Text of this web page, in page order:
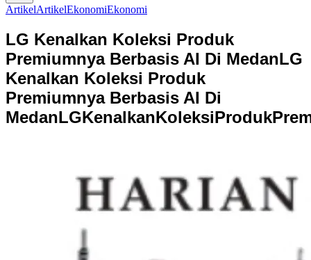
ArtikelArtikelEkonomiEkonomi
LG Kenalkan Koleksi Produk
Premiumnya Berbasis AI Di MedanLG
Kenalkan Koleksi Produk
Premiumnya Berbasis AI Di
MedanLGKenalkanKoleksiProdukPre